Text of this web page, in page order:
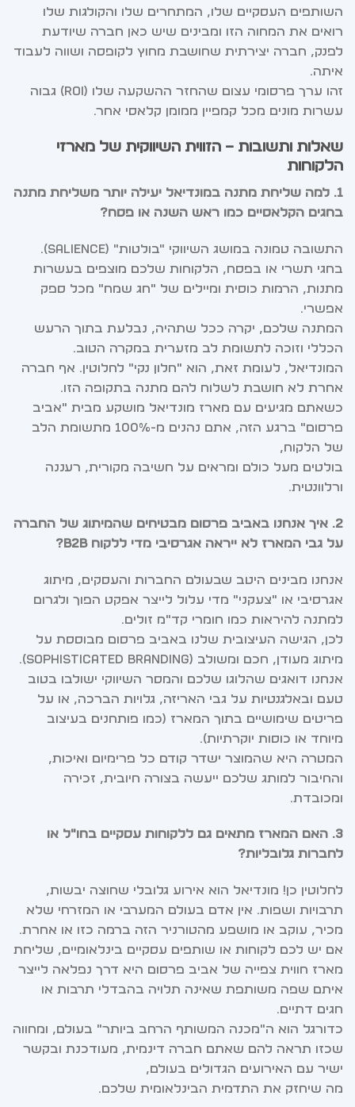
השותפים העסקיים שלו, המתחרים שלו והקולגות שלו
רואים את המחוה הזו ומבינים שיש כאן חברה שיודעת
לפנק, חברה יצירתית שחושבת מחוץ לקופסה ושווה לעבוד
איתה.
זהו ערך פרסומי עצום שהחזר ההשקעה שלו (ROI) גבוה
עשרות מונים מכל קמפיין ממומן קלאסי אחר.
שאלות ותשובות – הזווית השיווקית של מארזי
הלקוחות
1. למה שליחת מתנה במונדיאל יעילה יותר משליחת מתנה
בחגים הקלאסיים כמו ראש השנה או פסח?
התשובה טמונה במושג השיווקי "בולטות" (Salience).
בחגי תשרי או בפסח, הלקוחות שלכם מוצפים בעשרות
מתנות, הרמות כוסית ומיילים של "חג שמח" מכל ספק
אפשרי.
המתנה שלכם, יקרה ככל שתהיה, נבלעת בתוך הרעש
הכללי וזוכה לתשומת לב מזערית במקרה הטוב.
המונדיאל, לעומת זאת, הוא "חלון נקי" לחלוטין. אף חברה
אחרת לא חושבת לשלוח להם מתנה בתקופה הזו.
כשאתם מגיעים עם מארז מונדיאל מושקע מבית "אביב
פרסום" ברגע הזה, אתם נהנים מ-100% מתשומת הלב
של הלקוח,
בולטים מעל כולם ומראים על חשיבה מקורית, רעננה
ורלוונטית.
2. איך אנחנו באביב פרסום מבטיחים שהמיתוג של החברה
על גבי המארז לא ייראה אגרסיבי מדי ללקוח B2B?
אנחנו מבינים היטב שבעולם החברות והעסקים, מיתוג
אגרסיבי או "צעקני" מדי עלול לייצר אפקט הפוך ולגרום
למתנה להיראות כמו חומרי קד"מ זולים.
לכן, הגישה העיצובית שלנו באביב פרסום מבוססת על
מיתוג מעודן, חכם ומשולב (Sophisticated Branding).
אנחנו דואגים שהלוגו שלכם והמסר השיווקי ישולבו בטוב
טעם ובאלגנטיות על גבי האריזה, גלויות הברכה, או על
פריטים שימושיים בתוך המארז (כמו פותחנים בעיצוב
מיוחד או כוסות יוקרתיות).
המטרה היא שהמוצר ישדר קודם כל פרימיום ואיכות,
והחיבור למותג שלכם ייעשה בצורה חיובית, זכירה
ומכובדת.
3. האם המארז מתאים גם ללקוחות עסקיים בחו"ל או
לחברות גלובליות?
לחלוטין כן! מונדיאל הוא אירוע גלובלי שחוצה יבשות,
תרבויות ושפות. אין אדם בעולם המערבי או המזרחי שלא
מכיר, עוקב או מושפע מהטורניר הזה ברמה כזו או אחרת.
אם יש לכם לקוחות או שותפים עסקיים בינלאומיים, שליחת
מארז חווית צפייה של אביב פרסום היא דרך נפלאה לייצר
איתם שפה משותפת שאינה תלויה בהבדלי תרבות או
חגים דתיים.
כדורגל הוא ה"מכנה המשותף הרחב ביותר" בעולם, ומחווה
שכזו תראה להם שאתם חברה דינמית, מעודכנת ובקשר
ישיר עם האירועים הגדולים בעולם,
מה שיחזק את התדמית הבינלאומית שלכם.